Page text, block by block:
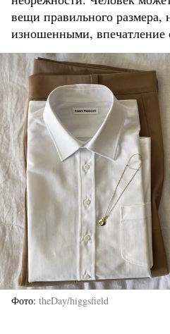
вещи правильного размера,
изношенными, впечатление
Фото theDay/higgsfield